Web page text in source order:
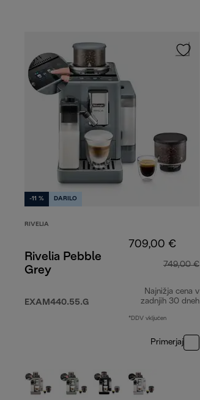
-11 % DARILO
RIVELIA
Rivelia Pebble
Grey
EXAM440.55.G
709,00 €
749,00 €
Najnižja cena v
zadnjih 30 dneh
*DDV vključen
Primerjaj